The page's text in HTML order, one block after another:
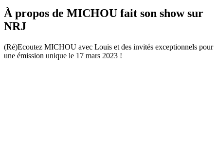
À propos de MICHOU fait son show sur
NRJ
(Ré)Ecoutez MICHOU avec Louis et des invités exceptionnels pour
une émission unique le 17 mars 2023 !